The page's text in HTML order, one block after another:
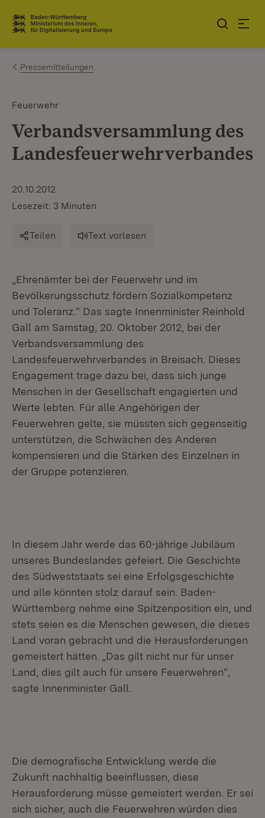
Zum Inhalt springen
Link zur Startseite
Pressemitteilungen
Feuerwehr
Verbandsversammlung des
Landesfeuerwehrverbandes
20.10.2012
Lesezeit: 3 Minuten
Teilen Text vorlesen
„Ehrenämter bei der Feuerwehr und im
Bevölkerungsschutz fördern Sozialkompetenz
und Toleranz.“ Das sagte Innenminister Reinhold
Gall am Samstag, 20. Oktober 2012, bei der
Verbandsversammlung des
Landesfeuerwehrverbandes in Breisach. Dieses
Engagement trage dazu bei, dass sich junge
Menschen in der Gesellschaft engagierten und
Werte lebten. Für alle Angehörigen der
Feuerwehren gelte, sie müssten sich gegenseitig
unterstützen, die Schwächen des Anderen
kompensieren und die Stärken des Einzelnen in
der Gruppe potenzieren.
In diesem Jahr werde das 60-jährige Jubiläum
unseres Bundeslandes gefeiert. Die Geschichte
des Südweststaats sei eine Erfolgsgeschichte
und alle könnten stolz darauf sein. Baden-
Württemberg nehme eine Spitzenposition ein, und
stets seien es die Menschen gewesen, die dieses
Land voran gebracht und die Herausforderungen
gemeistert hätten. „Das gilt nicht nur für unser
Land, dies gilt auch für unsere Feuerwehren“,
sagte Innenminister Gall.
Die demografische Entwicklung werde die
Zukunft nachhaltig beeinflussen, diese
Herausforderung müsse gemeistert werden. Er sei
sich sicher, auch die Feuerwehren würden dies